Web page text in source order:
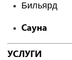
Бильярд
Сауна
УСЛУГИ